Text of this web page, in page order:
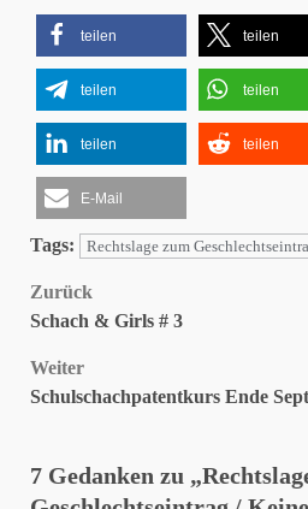
teilen teilen
teilen teilen
teilen teilen
E-Mail
Tags: Rechtslage zum
Beitragsnavigation
Zurück
Schach & Girls # 3
Weiter
Schulschachpatentkurs Ende
7 Gedanken zu „